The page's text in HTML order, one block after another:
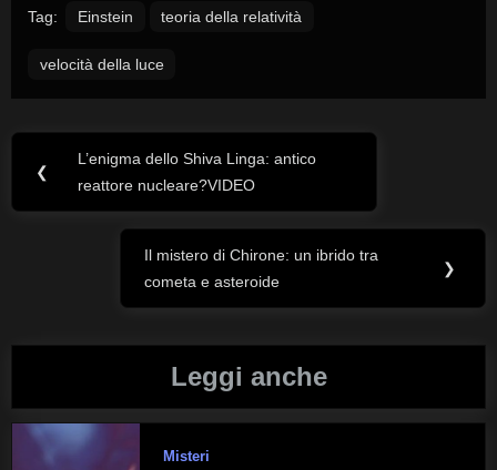
Tag: Einstein teoria della relatività
velocità della luce
Navigazione
articoli
❮
Previous
Post:
L’enigma dello Shiva Linga: antico
reattore nucleare?VIDEO
Next
Post:
Il mistero di Chirone: un ibrido tra
cometa e asteroide
❯
Leggi anche
Misteri